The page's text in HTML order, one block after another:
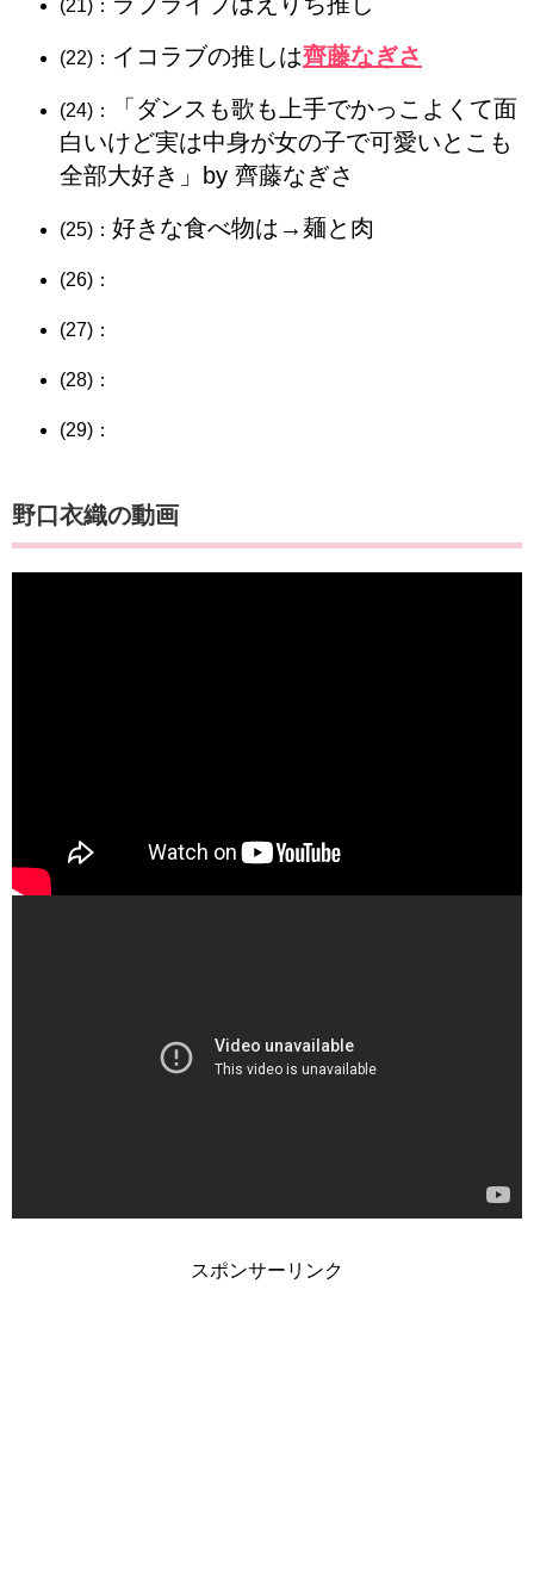
(21)：
(22)： イコラブの推しは齊藤なぎさ
(24)：
「ダンスも歌も上手でかっこよくて面
白いけど実は中身が女の子で可愛いとこも
全部大好き」by 齊藤なぎさ
(25)： 好きな食べ物は→麺と肉
(26)：
(27)：
(28)：
(29)：
​​​​​​​​​​​​​​​​​​​​​​​​​​​​​​​野口衣織の動画
スポンサーリンク